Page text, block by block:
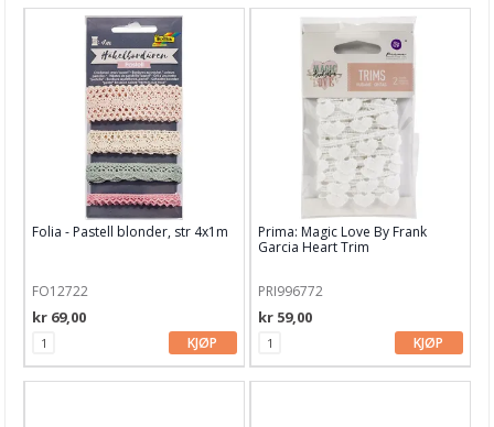
Papir, Kort & Konvolutt
Sjablong & Tilbehør
Smykkelaging
Tegneutstyr, penner & tusjer
Tekstil hobby
Dekor & Bord
Kake & Bake
Bøker & Blader
Folia - Pastell blonder, str 4x1m
FO12722
kr 69,00
KJØP
Prima: Magic Love By Frank
Garcia Heart Trim
PRI996772
kr 59,00
KJØP